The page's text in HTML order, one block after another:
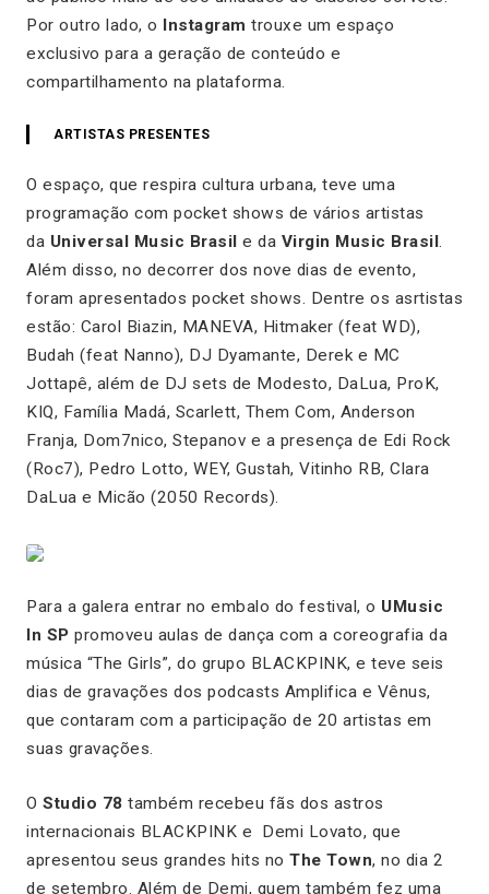
Por outro lado, o Instagram trouxe um espaço
exclusivo para a geração de conteúdo e
compartilhamento na plataforma.
ARTISTAS PRESENTES
O espaço, que respira cultura urbana, teve uma
programação com pocket shows de vários artistas
da Universal Music Brasil e da Virgin Music Brasil.
Além disso, no decorrer dos nove dias de evento,
foram apresentados pocket shows. Dentre os asrtistas
estão: Carol Biazin, MANEVA, Hitmaker (feat WD),
Budah (feat Nanno), DJ Dyamante, Derek e MC
Jottapê, além de DJ sets de Modesto, DaLua, ProK,
KIQ, Família Madá, Scarlett, Them Com, Anderson
Franja, Dom7nico, Stepanov e a presença de Edi Rock
(Roc7), Pedro Lotto, WEY, Gustah, Vitinho RB, Clara
DaLua e Micão (2050 Records).
Para a galera entrar no embalo do festival, o UMusic
In SP promoveu aulas de dança com a coreografia da
música “The Girls”, do grupo BLACKPINK, e teve seis
dias de gravações dos podcasts Amplifica e Vênus,
que contaram com a participação de 20 artistas em
suas gravações.
O Studio 78 também recebeu fãs dos astros
internacionais BLACKPINK e Demi Lovato, que
apresentou seus grandes hits no The Town, no dia 2
de setembro. Além de Demi, quem também fez uma